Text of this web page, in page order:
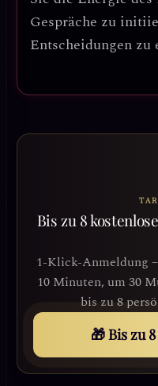
Gespräche zu
Entscheidungen zu
Bis zu 8
1-Klick-Anmeldung
10 Minuten, um 30
bis zu 8
🎁 Bis zu